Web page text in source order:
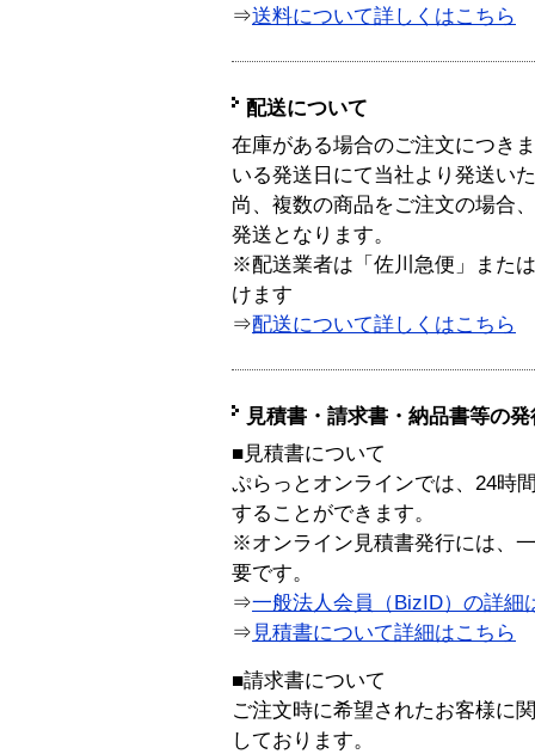
⇒送料について詳しくはこちら
配送について
在庫がある場合のご注文につき
いる発送日にて当社より発送い
尚、複数の商品をご注文の場合
発送となります。
※配送業者は「佐川急便」また
けます
⇒配送について詳しくはこちら
見積書・請求書・納品書等の
■見積書について
ぷらっとオンラインでは、24時
することができます。
※オンライン見積書発行には、
要です。
⇒一般法人会員（BizID）の詳細
⇒ 見積書について詳細はこちら
■請求書について
ご注文時に希望されたお客様に
しております。